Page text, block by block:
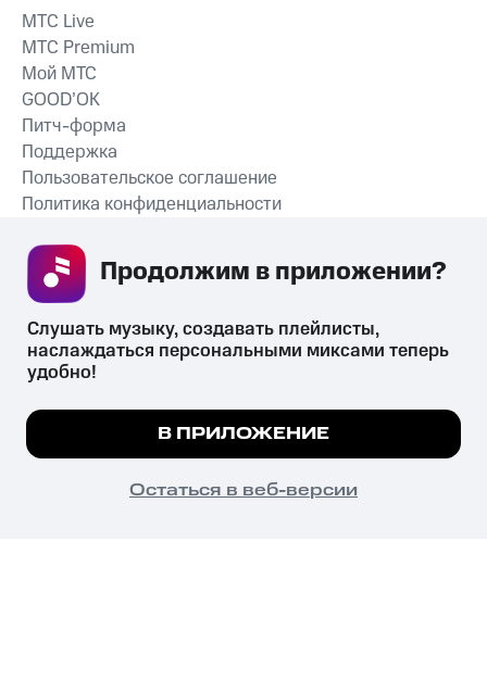
СКАЧАТЬ ПРИЛОЖЕНИЕ
MTС Live
MTС Premium
Мой МТС
GOOD’OK
Питч-форма
Поддержка
Пользовательское соглашение
Политика конфиденциальности
психотропных веществ, их аналогов причиняет вред здоровью,
их незаконный оборот запрещён и влечёт установленную
законодательством ответственность.
© 2026 ООО «КИОН».
Все права защищены
Мы используем куки, чтобы на сайте все
Подробнее
ПОНЯТНО
Слушать музыку, создавать плейлисты,
наслаждаться персональными миксами теперь
удобно!
В ПРИЛОЖЕНИЕ
Остаться в веб-версии